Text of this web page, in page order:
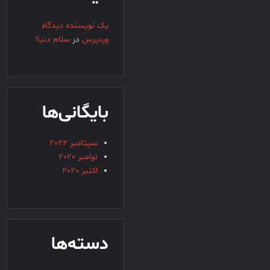
یک نویسنده دیدگاه
وردپرسدر سلام دنیا!
بایگانی‌ها
سپتامبر 2022
نوامبر 2020
اکتبر 2020
دسته‌ها